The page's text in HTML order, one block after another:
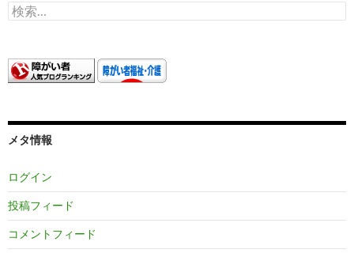
検
索:
メタ情報
ログイン
投稿フィード
コメントフィード